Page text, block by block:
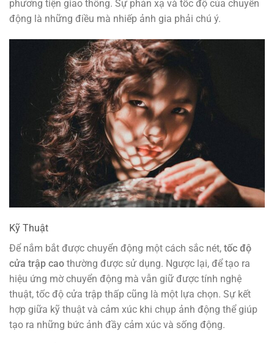
phương tiện giao thông. Sự phản xạ và tốc độ của chuyển
động là những điều mà nhiếp ảnh gia phải chú ý.
Kỹ Thuật
Để nắm bắt được chuyển động một cách sắc nét, tốc độ
cửa trập cao thường được sử dụng. Ngược lại, để tạo ra
hiệu ứng mờ chuyển động mà vẫn giữ được tính nghệ
thuật, tốc độ cửa trập thấp cũng là một lựa chọn. Sự kết
hợp giữa kỹ thuật và cảm xúc khi chụp ảnh động thể giúp
tạo ra những bức ảnh đầy cảm xúc và sống động.